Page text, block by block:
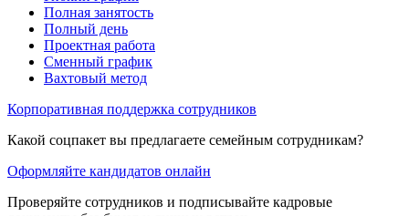
Полная занятость
Полный день
Проектная работа
Сменный график
Вахтовый метод
Корпоративная поддержка сотрудников
Какой соцпакет вы предлагаете семейным сотрудникам?
Оформляйте кандидатов онлайн
Проверяйте сотрудников и подписывайте кадровые